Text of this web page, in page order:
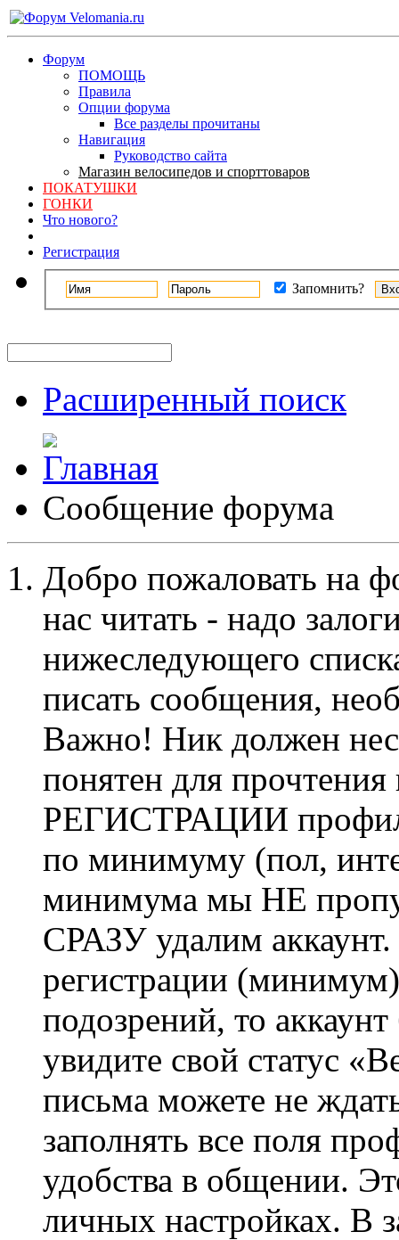
Форум
ПОМОЩЬ
Правила
Опции форума
Все разделы прочитаны
Навигация
Руководство сайта
Магазин велосипедов и спорттоваров
ПОКАТУШКИ
ГОНКИ
Что нового?
Регистрация
Запомнить?
Расширенный поиск
Сообщение форума
Добро пожаловать на
нас читать - надо
нижеследующего
писать сообщения,
Важно! Ник должен
понятен для
РЕГИСТРАЦИИ профиль
по минимуму (пол,
минимума мы НЕ
СРАЗУ удалим
регистрации
подозрений, то
увидите свой статус
письма можете не
заполнять все поля
удобства в общении.
личных настройках. В